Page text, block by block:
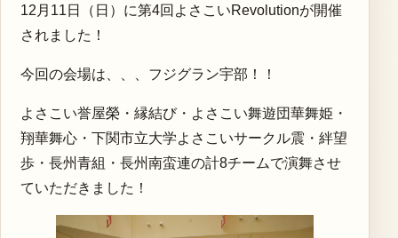
12月11日（日）に第4回よさこいRevolutionが開催
されました！
今回の会場は、、、フジグラン宇部！！
よさこい誉屋榮・縁結び・よさこい舞遊団華舞姫・
翔華舞心・下関市立大学よさこいサークル震・絆望
歩・長州青組・長州南蛮連の計8チームで演舞させ
ていただきました！